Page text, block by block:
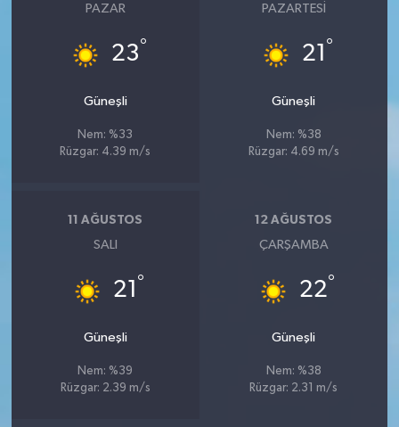
PAZAR
23°
Güneşli
Nem: %33
Rüzgar: 4.39 m/s
PAZARTESI
21 °
Güneşli
Nem: %38
Rüzgar: 4.69 m/s
11 AĞUSTOS
SALI
21 °
Güneşli
Nem: %39
Rüzgar: 2.39 m/s
12 AĞUSTOS
ÇARŞAMBA
22°
Güneşli
Nem: %38
Rüzgar: 2.31 m/s